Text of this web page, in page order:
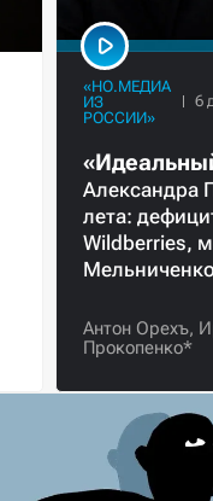
«НО.МЕДИА
ИЗ
РОССИИ»
Александра
лета:
Wildberries,
Антон Орехъ,
Прокопенко*